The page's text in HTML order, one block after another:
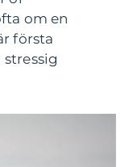
om en
första